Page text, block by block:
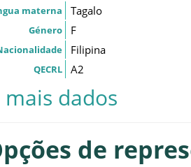
materna Tagalo
Género F
Filipina
QECRL A2
mais dados
de